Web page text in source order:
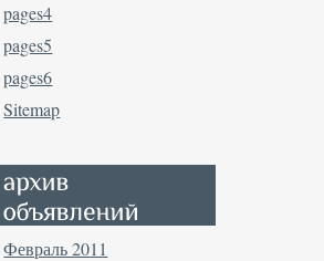
pages4
pages5
pages6
Sitemap
Февраль 2011